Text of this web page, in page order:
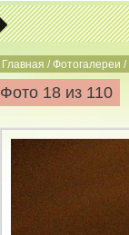
Главная /Фотогалереи /
Фото 18 из 110